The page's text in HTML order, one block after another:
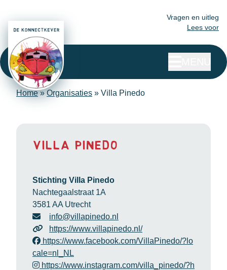
Vragen en uitleg
Lees voor
Home»Organisaties » Villa Pinedo
Villa Pinedo
Stichting Villa Pinedo
Nachtegaalstraat 1A
3581 AA Utrecht
info@villapinedo.nl
https://www.villapinedo.nl/
https://www.facebook.com/VillaPinedo/?lo
cale=nl_NL
https://www.instagram.com/villa_pinedo/?h